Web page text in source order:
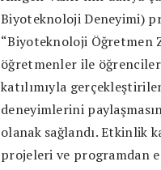
Biyoteknoloji Deneyimi)
“Biyoteknoloji Öğretmen
öğretmenler ile
katılımıyla
deneyimlerini
olanak sağlandı. Etkinlik
projeleri ve programdan